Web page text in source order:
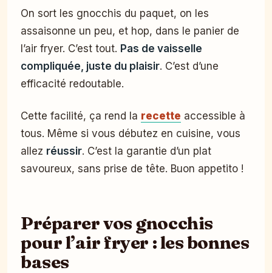
On sort les gnocchis du paquet, on les
assaisonne un peu, et hop, dans le panier de
l’air fryer. C’est tout. Pas de vaisselle
compliquée, juste du plaisir. C’est d’une
efficacité redoutable.
Cette facilité, ça rend la recette accessible à
tous. Même si vous débutez en cuisine, vous
allez réussir. C’est la garantie d’un plat
savoureux, sans prise de tête. Buon appetito !
Préparer vos gnocchis
pour l’air fryer : les bonnes
bases